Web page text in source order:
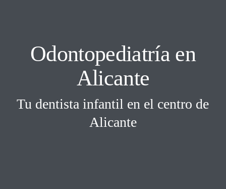
Odontopediatría en
Alicante
Tu dentista infantil en el centro de
Alicante